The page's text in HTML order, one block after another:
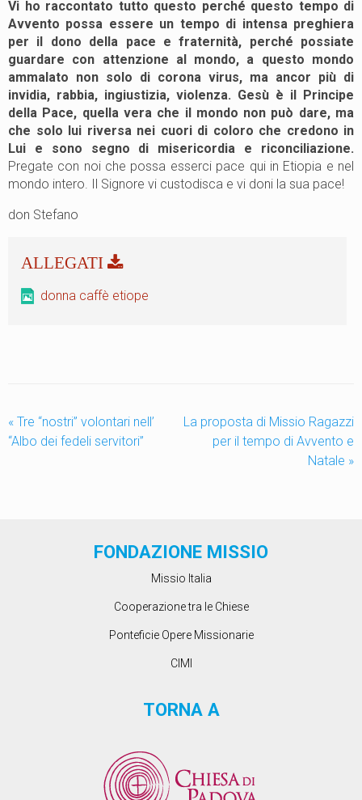
Vi ho raccontato tutto questo perché questo tempo di
Avvento possa essere un tempo di intensa preghiera
per il dono della pace e fraternità, perché possiate
guardare con attenzione al mondo, a questo mondo
ammalato non solo di corona virus, ma ancor più di
invidia, rabbia, ingiustizia, violenza. Gesù è il Principe
della Pace, quella vera che il mondo non può dare, ma
che solo lui riversa nei cuori di coloro che credono in
Lui e sono segno di misericordia e riconciliazione.
Pregate con noi che possa esserci pace qui in Etiopia e nel
mondo intero. Il Signore vi custodisca e vi doni la sua pace!
don Stefano
donna caffè etiope
« Tre “nostri” volontari nell’
“Albo dei fedeli servitori”
La proposta di Missio Ragazzi
per il tempo di Avvento e
Natale »
FONDAZIONE MISSIO
Missio Italia
Cooperazione tra le Chiese
Ponteficie Opere Missionarie
CIMI
TORNA A